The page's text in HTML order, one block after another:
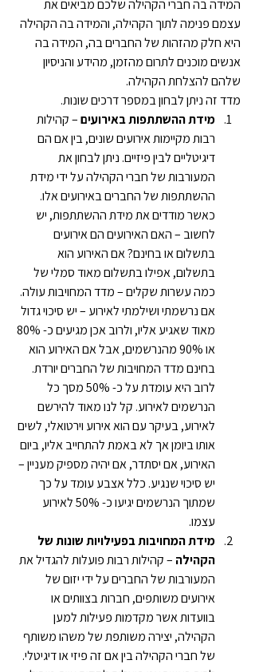
המידה בה חברי הקהילה שלכם מביאים את
עצמם פנימה לתוך הקהילה, והמידה בה הקהילה
היא חלק מהזהות של החברים בה, המידה בה
אנשים מוכנים לתרום מהזמן, מהידע והניסיון
שלהם להצלחת הקהילה.
מדד זה ניתן לבחון במספר דרכים שונות.
מידת ההשתתפות באירועים – קהילות
רבות מקיימות אירועים שונים, בין אם הם
דיגיטליים לבין פיזיים. ניתן לבחון את
המעורבות של חברי הקהילה על ידי מידת
ההשתתפות של החברים באירועים אלו.
כאשר מודדים את מידת ההשתתפות, יש
לחשוב – האם האירועים הם אירועים
בתשלום או בחינם? אם האירוע הוא
בתשלום, אפילו בתשלום מאוד סמלי של
כמה עשרות שקלים – מדד המחויבות עולה.
אם נרשמתי ושילמתי לאירוע – יש סיכוי גדול
או 90% מהנרשמים, אבל אם האירוע הוא
בחינם מדד המחויבות של החברים יורדת.
לרוב היא עומדת על כ- 50% מסך כל
הנרשמים לאירוע. קל לנו מאוד להירשם
לאירוע, בעיקר עם הוא אירוע וירטואלי, לשים
אותו ביומן אך לא באמת להתחייב אליו, ביום
האירוע, אם יסתדר, אם יהיה מספיק מעניין –
יש סיכוי שנגיע. כלל אצבע עומד על כך
שמתוך הנרשמים יגיעו כ- 50% לאירוע
עצמו.
מידת המחויבות בפעילויות שונות של
הקהילה – קהילות רבות פועלות להגדיל את
המעורבות של החברים על ידי יזום של
אירועים משותפים, חברות בצוותים או
בוועדות אשר מקדמות פעילות למען
הקהילה, יצירה משותפת של משהו משותף
של חברי הקהילה בין אם זה פיזי או דיגיטלי.